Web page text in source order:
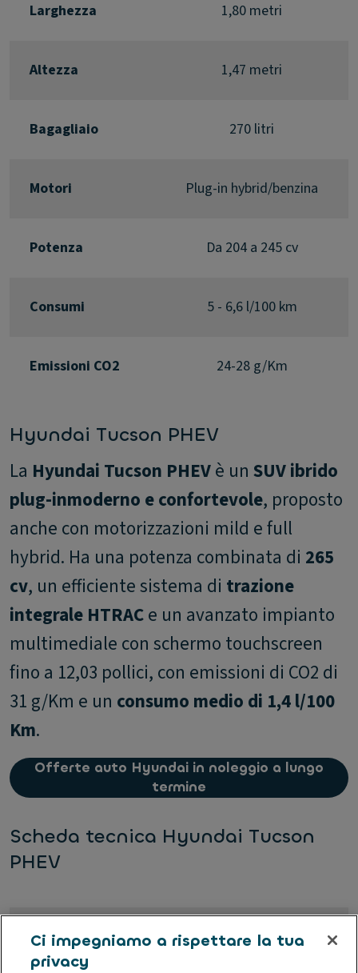
Larghezza 1,80 metri
Altezza 1,47 metri
Bagagliaio 270 litri
Motori Plug-in hybrid/benzina
Potenza Da 204 a 245 cv
Consumi 5 - 6,6 l/100 km
Emissioni CO2 24-28 g/Km
Hyundai Tucson PHEV
La Hyundai Tucson PHEVè un SUV ibrido
plug-inmoderno e confortevole, proposto
anche con motorizzazioni mild e full
hybrid. Ha una potenza combinata di 265
cv, un efficiente sistema di trazione
integrale HTRACe un avanzato impianto
multimediale con schermo touchscreen
fino a 12,03 pollici, con emissioni di CO2 di
31 g/Km e un consumo medio di 1,4 l/100
Km.
Offerte auto Hyundai in noleggio a lungo
termine
Scheda tecnica Hyundai Tucson
PHEV
Lunghezza 4,50 metri
Ci impegniamo a rispettare la tua
privacy